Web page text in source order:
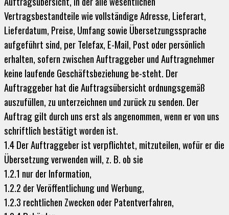
Vertragsbestandteile wie vollständige Adresse, Lieferart,
Lieferdatum, Preise, Umfang sowie Übersetzungssprache
aufgeführt sind, per Telefax, E-Mail, Post oder persönlich
erhalten, sofern zwischen Auftraggeber und Auftragnehmer
keine laufende Geschäftsbeziehung be-steht. Der
Auftraggeber hat die Auftragsübersicht ordnungsgemäß
auszufüllen, zu unterzeichnen und zurück zu senden. Der
Auftrag gilt durch uns erst als angenommen, wenn er von uns
schriftlich bestätigt worden ist.
1.4 Der Auftraggeber ist verpflichtet, mitzuteilen, wofür er die
Übersetzung verwenden will, z. B. ob sie
1.2.1 nur der Information,
1.2.2 der Veröffentlichung und Werbung,
1.2.3 rechtlichen Zwecken oder Patentverfahren,